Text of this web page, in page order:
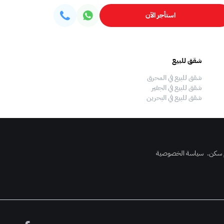
استأجر الآن
شقق للبيع
شقق للبيع في المحرق
شقق للبيع في الجفير
شقق للبيع في البحرين
سكن. سياسة الخصوصية